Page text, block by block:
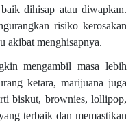
dihisap atau diwapkan.
risiko kerosakan
akibat menghisapnya.
mengambil masa lebih
ketara, marijuana juga
biskut, brownies, lollipop,
terbaik dan memastikan